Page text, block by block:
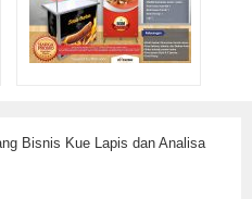
Bisnis Kue Lapis dan Analisa